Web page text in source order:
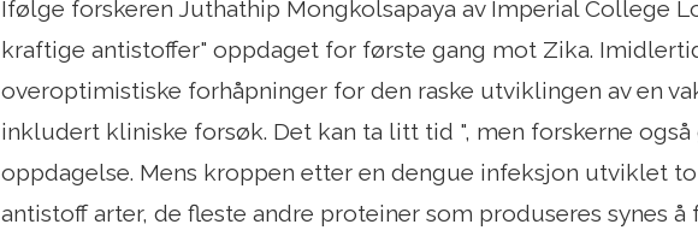
Ifølge forskeren Juthathip Mongkolsapaya av Imperial College
kraftige antistoffer" oppdaget for første gang mot Zika.
overoptimistiske forhåpninger for den raske utviklingen av en
inkludert kliniske forsøk. Det kan ta litt tid ", men forskerne
oppdagelse. Mens kroppen etter en dengue infeksjon utviklet
antistoff arter, de fleste andre proteiner som produseres synes